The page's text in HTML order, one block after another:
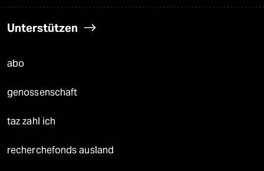
Unterstützen
abo
genossenschaft
taz zahl ich
recherchefonds ausland